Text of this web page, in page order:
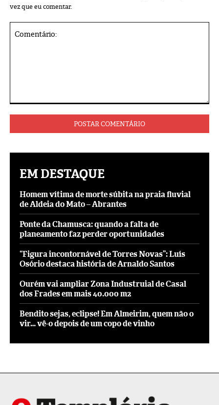
vez que eu comentar.
EM DESTAQUE
Homem vítima de morte súbita na praia fluvial
de Aldeia do Mato – Abrantes
Ponte da Chamusca: quando a falta de
planeamento faz perder oportunidades
“Figura incontornável de Torres Novas”: Luís
Osório destaca história de Arnaldo Santos
Ourém vai ampliar Zona Industruial de Casal
dos Frades em mais 40.000 m2
Bendito sejas, eclipse! Em Almeirim, quem não o
vir… vê-o depois de um copo de vinho